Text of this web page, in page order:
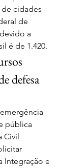
cidades
de
a
é de 1.420.
defesa
pública
Integração e